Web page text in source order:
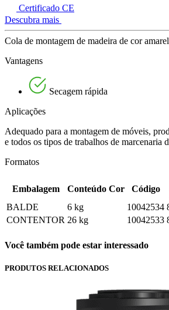
Certificado CE
Descubra mais
Cola de montagem de madeira de cor
Vantagens
Secagem rápida
Aplicações
Adequado para a montagem de móveis,
e todos os tipos de trabalhos de marcenaria
Formatos
Embalagem Conteúdo Cor Código
BALDE
6 kg 10042534
CONTENTOR 26 kg 10042533
Você também pode estar interessado
PRODUTOS RELACIONADOS